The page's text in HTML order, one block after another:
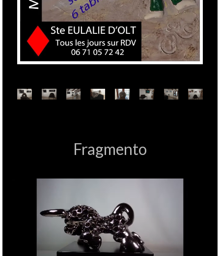
Fragmento